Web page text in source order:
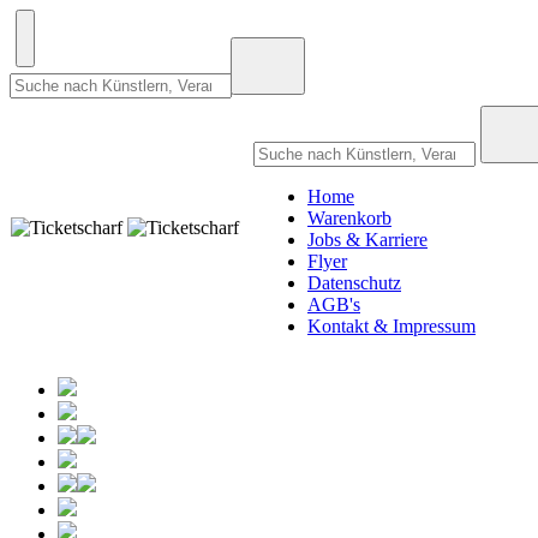
Home
Warenkorb
Jobs & Karriere
Flyer
Datenschutz
AGB's
Kontakt & Impressum